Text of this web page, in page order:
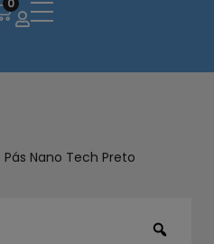
0
Nano Tech Preto